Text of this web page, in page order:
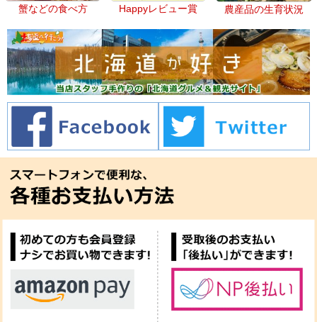
蟹などの食べ方 Happyレビュー賞 農産品の生育状況